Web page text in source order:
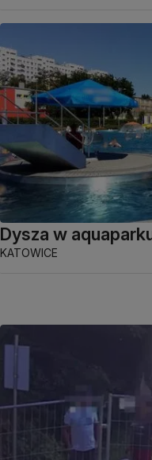
Dysza w
KATOWICE